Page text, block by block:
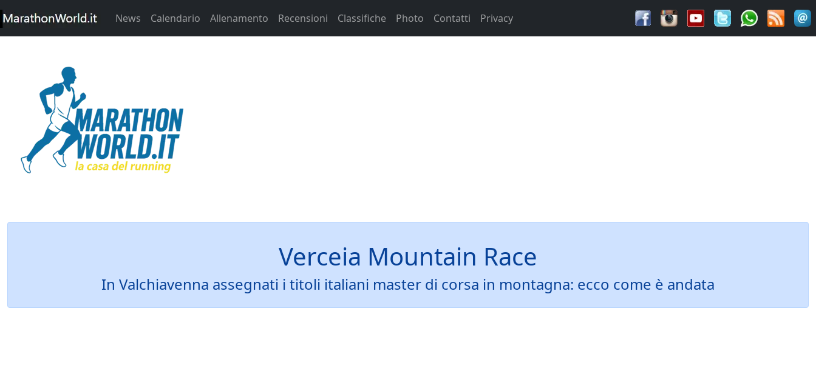
News Calendario Allenamento Recensioni Classifiche Photo Contatti Privacy
Verceia Mountain Race
In Valchiavenna assegnati i titoli italiani master di corsa in montagna: ecco come è andata